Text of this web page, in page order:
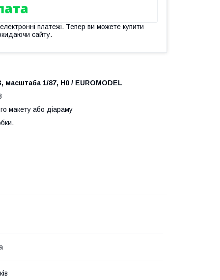
платежі. Тепер ви можете купити
сайту.
1/87, H0 / EUROMODEL
макету або дiараму